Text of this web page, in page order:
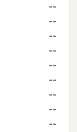
--
--
--
--
--
--
--
--
--